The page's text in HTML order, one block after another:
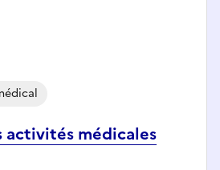
activités médicales